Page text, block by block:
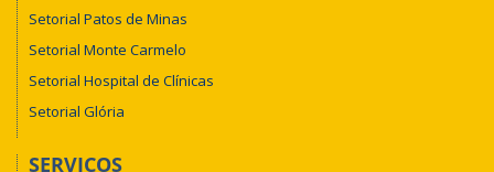
Setorial Patos de Minas
Setorial Monte Carmelo
Setorial Hospital de Clínicas
Setorial Glória
SERVIÇOS